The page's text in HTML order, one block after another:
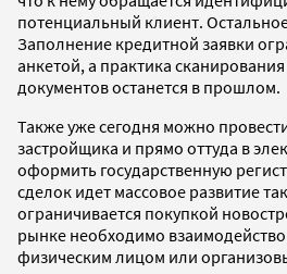
потенциальный клиент.
Заполнение кредитной заявки
анкетой, а практика
документов останется в прошлом.
Также уже сегодня можно
застройщика и прямо оттуда в
оформить государственную
сделок идет массовое развитие
ограничивается покупкой
рынке необходимо
физическим лицом или